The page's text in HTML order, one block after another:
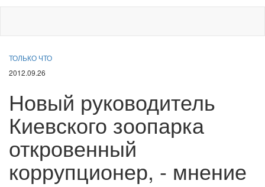
ТОЛЬКО ЧТО
2012.09.26
Новый руководитель
Киевского зоопарка
откровенный
коррупционер, - мнение